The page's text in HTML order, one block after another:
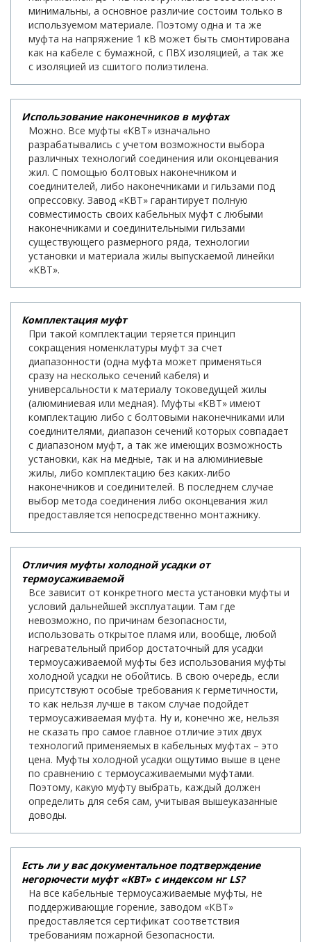
минимальны, а основное различие состоим только в
используемом материале. Поэтому одна и та же
муфта на напряжение 1 кВ может быть смонтирована
как на кабеле с бумажной, с ПВХ изоляцией, а так же
с изоляцией из сшитого полиэтилена.
Использование наконечников в муфтах
Можно. Все муфты «КВТ» изначально
разрабатывались с учетом возможности выбора
различных технологий соединения или оконцевания
жил. С помощью болтовых наконечником и
соединителей, либо наконечниками и гильзами под
опрессовку. Завод «КВТ» гарантирует полную
совместимость своих кабельных муфт с любыми
наконечниками и соединительными гильзами
существующего размерного ряда, технологии
установки и материала жилы выпускаемой линейки
«КВТ».
Комплектация муфт
При такой комплектации теряется принцип
сокращения номенклатуры муфт за счет
диапазонности (одна муфта может применяться
сразу на несколько сечений кабеля) и
универсальности к материалу токоведущей жилы
(алюминиевая или медная). Муфты «КВТ» имеют
комплектацию либо с болтовыми наконечниками или
соединителями, диапазон сечений которых совпадает
с диапазоном муфт, а так же имеющих возможность
установки, как на медные, так и на алюминиевые
жилы, либо комплектацию без каких-либо
наконечников и соединителей. В последнем случае
выбор метода соединения либо оконцевания жил
предоставляется непосредственно монтажнику.
Отличия муфты холодной усадки от
термоусаживаемой
Все зависит от конкретного места установки муфты и
условий дальнейшей эксплуатации. Там где
невозможно, по причинам безопасности,
использовать открытое пламя или, вообще, любой
нагревательный прибор достаточный для усадки
термоусаживаемой муфты без использования муфты
холодной усадки не обойтись. В свою очередь, если
присутствуют особые требования к герметичности,
то как нельзя лучше в таком случае подойдет
термоусаживаемая муфта. Ну и, конечно же, нельзя
не сказать про самое главное отличие этих двух
технологий применяемых в кабельных муфтах – это
цена. Муфты холодной усадки ощутимо выше в цене
по сравнению с термоусаживаемыми муфтами.
Поэтому, какую муфту выбрать, каждый должен
определить для себя сам, учитывая вышеуказанные
доводы.
Есть ли у вас документальное подтверждение
негорючести муфт «КВТ» с индексом нг LS?
На все кабельные термоусаживаемые муфты, не
поддерживающие горение, заводом «КВТ»
предоставляется сертификат соответствия
требованиям пожарной безопасности.